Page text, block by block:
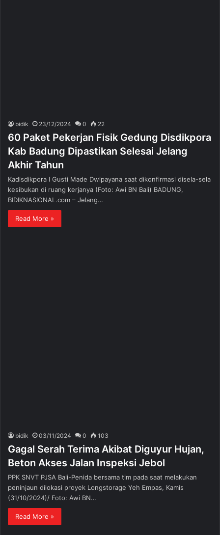
bidik 23/12/2024 0 22
60 Paket Pekerjan Fisik Gedung Disdikpora
Kab Badung Dipastikan Selesai Jelang
Akhir Tahun
Kadisdikpora I Gusti Made Dwipayana saat dikonfirmasi disela-sela
kesibukan di ruang kerjanya (Foto: Awi BN Bali) BADUNG,
BIDIKNASIONAL.com – Jelang…
Read More »
bidik 03/11/2024 0 103
Gagal Serah Terima Akibat Diguyur Hujan,
Beton Akses Jalan Inspeksi Jebol
PPK SNVT PJSA Bali-Penida bersama tim pada saat melakukan
peninjaun dilokasi proyek Longstorage Yeh Empas, Kamis
(31/10/2024)/ Foto: Awi BN…
Read More »